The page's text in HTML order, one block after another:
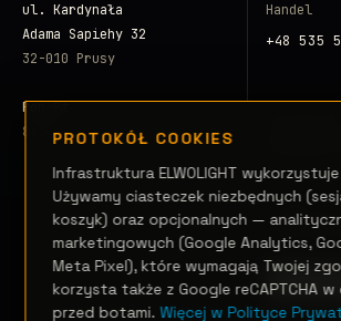
ul. Kardynała
Adama Sapiehy 32
32-010 Prusy
Pon–Pt
8:30 – 16:30
Handel
+48 535
E-mail
PROTOKÓŁ COOKIES
Infrastruktura ELWOLIGHT
Używamy ciasteczek niezbędnych
koszyk) oraz opcjonalnych —
marketingowych (Google Analytics,
Meta Pixel), które wymagają Twojej
korzysta także z Google reCAPTCHA
przed botami.Więcej w Polityce